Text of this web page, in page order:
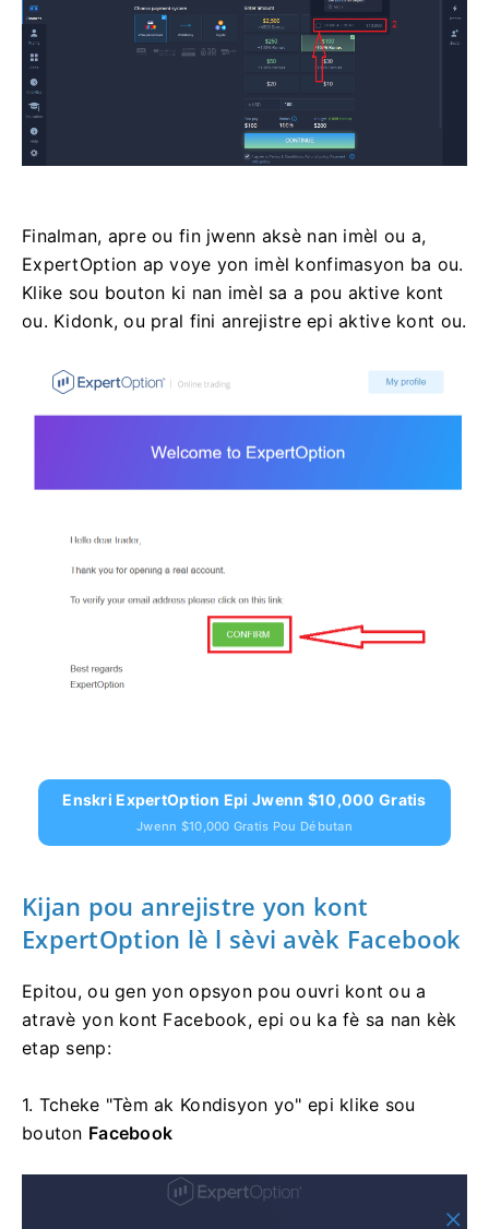
Finalman, apre ou fin jwenn aksè nan imèl ou a,
ExpertOption ap voye yon imèl konfimasyon ba ou.
Klike sou bouton ki nan imèl sa a pou aktive kont
ou. Kidonk, ou pral fini anrejistre epi aktive kont ou.
Enskri ExpertOption Epi Jwenn $10,000 Gratis
Jwenn $10,000 Gratis Pou Débutan
Kijan pou anrejistre yon kont
ExpertOption lè l sèvi avèk Facebook
Epitou, ou gen yon opsyon pou ouvri kont ou a
atravè yon kont Facebook, epi ou ka fè sa nan kèk
etap senp:
1. Tcheke "Tèm ak Kondisyon yo" epi klike sou
bouton Facebook